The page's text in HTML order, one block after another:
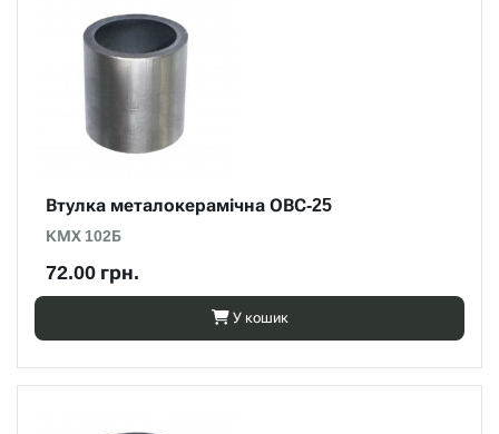
Втулка металокерамічна ОВС-25
КМХ 102Б
72.00 грн.
У кошик